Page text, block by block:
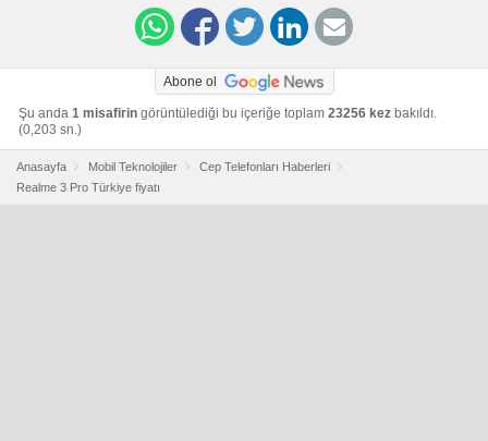
Abone ol
Şu anda 1 misafirin görüntülediği bu içeriğe toplam 23256 kez bakıldı.
(0,203 sn.)
Anasayfa Mobil Teknolojiler
Cep Telefonları Haberleri
Realme 3 Pro Türkiye fiyatı